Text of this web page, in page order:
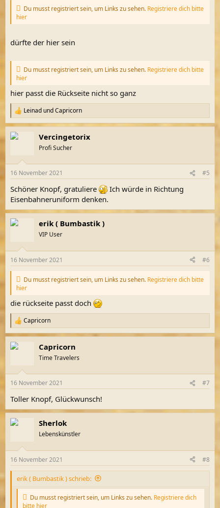
Du musst registriert sein, um Links zu sehen. Registriere dich bitte
hier
dürfte der hier sein
Du musst registriert sein, um Links zu sehen. Registriere dich bitte
hier
hier passt die Rückseite nicht so ganz
R
e
a
k
e
:
Leinad undCapricorn
Vercingetorix
Profi Sucher
16 November 2021 #5
Schöner Knopf, gratuliere
Ich würde in Richtung
Eisenbahneruniform denken.
erik ( Bumbastik )
VIP User
16 November 2021 #6
Du musst registriert sein, um Links zu sehen. Registriere dich bitte
hier
die rückseite passt doch
R
e
a
k
e
:
Capricorn
Capricorn
Time Travelers
16 November 2021 #7
Toller Knopf, Glückwunsch!
Sherlok
Lebenskünstler
16 November 2021 #8
erik ( Bumbastik ) schrieb:
Du musst registriert sein, um Links zu sehen. Registriere dich
bitte hier